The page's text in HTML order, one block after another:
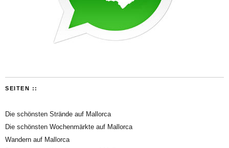
SEITEN ::
Die schönsten Strände auf Mallorca
Die schönsten Wochenmärkte auf Mallorca
Wandern auf Mallorca